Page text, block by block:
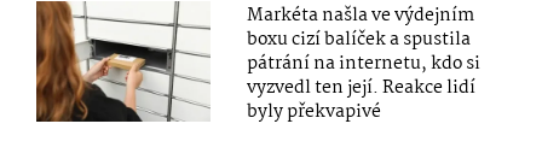
Markéta našla ve výdejním
boxu cizí balíček a spustila
pátrání na internetu, kdo si
vyzvedl ten její. Reakce lidí
byly překvapivé